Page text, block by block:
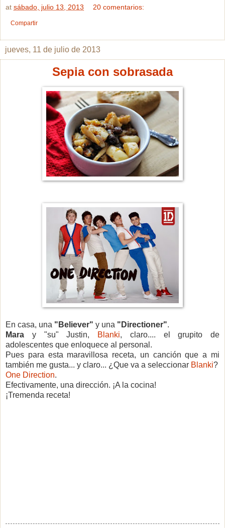
at sábado, julio 13, 2013 20 comentarios:
Compartir
jueves, 11 de julio de 2013
Sepia con sobrasada
En casa, una "Believer" y una "Directioner".
Mara y "su" Justin, Blanki, claro.... el grupito de
adolescentes que enloquece al personal.
Pues para esta maravillosa receta, un canción que a mi
también me gusta... y claro... ¿Que va a seleccionar Blanki?
One Direction.
Efectivamente, una dirección. ¡A la cocina!
¡Tremenda receta!